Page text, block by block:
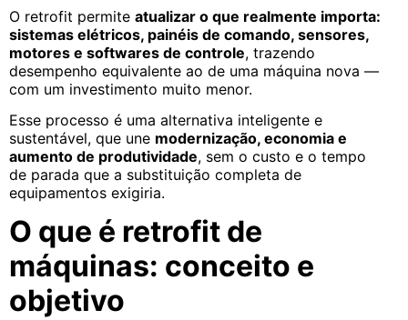
O retrofit permite atualizar o que realmente importa:
sistemas elétricos, painéis de comando, sensores,
motores e softwares de controle, trazendo
desempenho equivalente ao de uma máquina nova —
com um investimento muito menor.
Esse processo é uma alternativa inteligente e
sustentável, que une modernização, economia e
aumento de produtividade, sem o custo e o tempo
de parada que a substituição completa de
equipamentos exigiria.
O que é retrofit de
máquinas: conceito e
objetivo